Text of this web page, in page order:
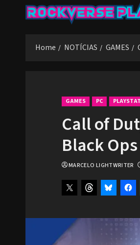
Home NOTÍCIAS GAMES
GAMES PC
Call of
Black
MARCELO LIGHTWRITER